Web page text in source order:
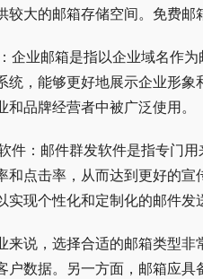
较大的邮箱存储空间。免费邮
企业邮箱是指以企业域名作
统，能够更好地展示企业形
和品牌经营者中被广泛使用。
件：邮件群发软件是指专门
和点击率，从而达到更好的
实现个性化和定制化的邮件发
来说，选择合适的邮箱类型
户数据。另一方面，邮箱应